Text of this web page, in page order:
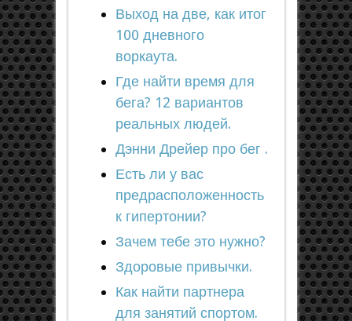
Выход на две, как итог
100 дневного
воркаута.
Где найти время для
бега? 12 вариантов
реальных людей.
Дэнни Дрейер про бег .
Есть ли у вас
предрасположенность
к гипертонии?
Зачем тебе это нужно?
Здоровые привычки.
Как найти партнера
для занятий спортом.